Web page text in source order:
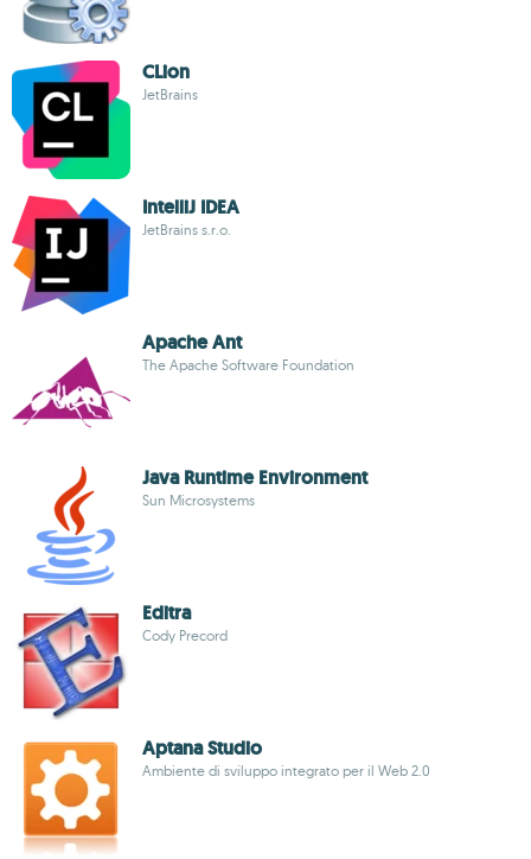
CLion
JetBrains
IntelliJ IDEA
JetBrains s.r.o.
Apache Ant
The Apache Software Foundation
Java Runtime Environment
Sun Microsystems
Editra
Cody Precord
Aptana Studio
Ambiente di sviluppo integrato per il Web 2.0